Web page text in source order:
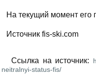
На текущий момент его
Источник fis-ski.com
Ссылка на источник:
neitralnyi-status-fis/